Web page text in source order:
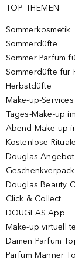
TOP THEMEN
Sommerkosmetik
Sommerdüfte
Sommer Parfum
Sommerdüfte für
Herbstdüfte
Make-up-Services
Tages-Make-up
Abend-Make-up
Kostenlose
Douglas
Douglas Beauty
Click & Collect
DOUGLAS App
Make-up virtuell
Damen Parfum
Parfum Männer